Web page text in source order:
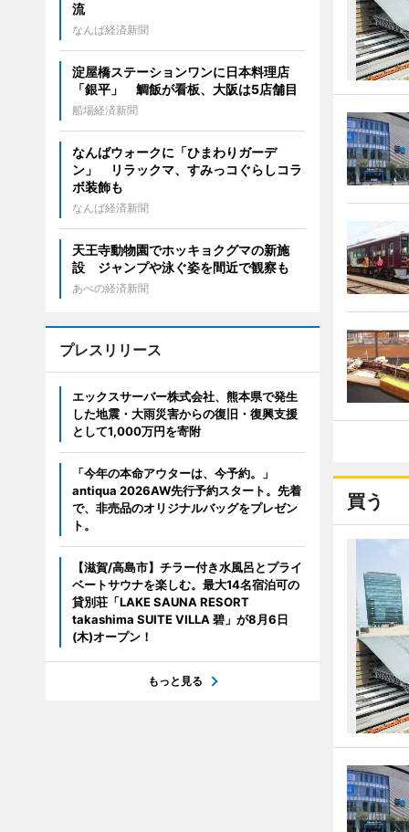
買う
流
なんば経済新聞
淀屋橋ステーションワンに日本料理店
「銀平」 鯛飯が看板、大阪は5店舗目
船場経済新聞
なんばウォークに「ひまわりガーデ
ン」 リラックマ、すみっコぐらしコラ
ボ装飾も
なんば経済新聞
天王寺動物園でホッキョクグマの新施
設 ジャンプや泳ぐ姿を間近で観察も
あべの経済新聞
プレスリリース
エックスサーバー株式会社、熊本県で発生
した地震・大雨災害からの復旧・復興支援
として1,000万円を寄附
「今年の本命アウターは、今予約。」
antiqua 2026AW先行予約スタート。先着
で、非売品のオリジナルバッグをプレゼン
ト。
【滋賀/高島市】チラー付き水風呂とプライ
ベートサウナを楽しむ。最大14名宿泊可の
貸別荘「LAKE SAUNA RESORT
takashima SUITE VILLA 碧」が8月6日
(木)オープン！
もっと見る